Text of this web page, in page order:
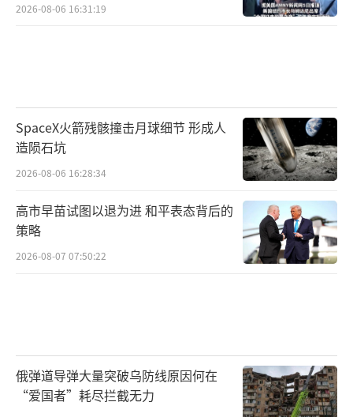
2026-08-06 16:31:19
SpaceX火箭残骸撞击月球细节 形成人
造陨石坑
2026-08-06 16:28:34
高市早苗试图以退为进 和平表态背后的
策略
2026-08-07 07:50:22
俄弹道导弹大量突破乌防线原因何在
“爱国者”耗尽拦截无力